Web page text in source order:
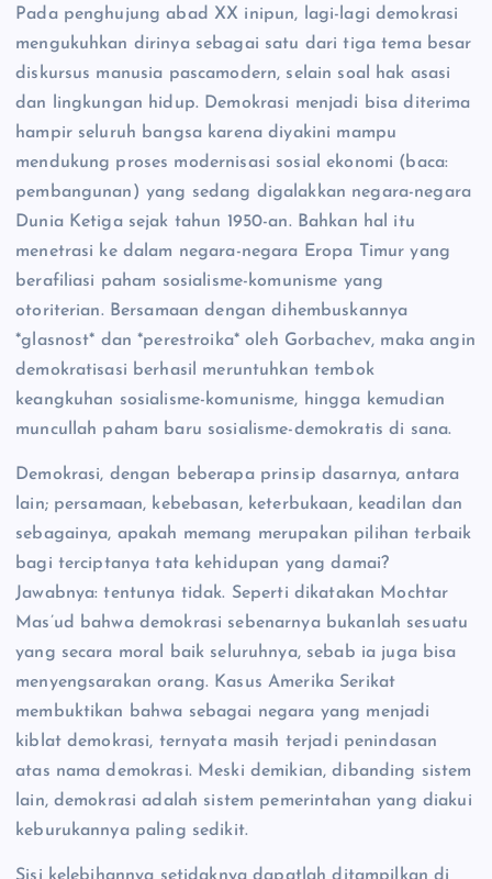
Pada penghujung abad XX inipun, lagi-lagi demokrasi
mengukuhkan dirinya sebagai satu dari tiga tema besar
diskursus manusia pascamodern, selain soal hak asasi
dan lingkungan hidup. Demokrasi menjadi bisa diterima
hampir seluruh bangsa karena diyakini mampu
mendukung proses modernisasi sosial ekonomi (baca:
pembangunan) yang sedang digalakkan negara-negara
Dunia Ketiga sejak tahun 1950-an. Bahkan hal itu
menetrasi ke dalam negara-negara Eropa Timur yang
berafiliasi paham sosialisme-komunisme yang
otoriterian. Bersamaan dengan dihembuskannya
*glasnost* dan *perestroika* oleh Gorbachev, maka angin
demokratisasi berhasil meruntuhkan tembok
keangkuhan sosialisme-komunisme, hingga kemudian
muncullah paham baru sosialisme-demokratis di sana.
Demokrasi, dengan beberapa prinsip dasarnya, antara
lain; persamaan, kebebasan, keterbukaan, keadilan dan
sebagainya, apakah memang merupakan pilihan terbaik
bagi terciptanya tata kehidupan yang damai?
Jawabnya: tentunya tidak. Seperti dikatakan Mochtar
Mas’ud bahwa demokrasi sebenarnya bukanlah sesuatu
yang secara moral baik seluruhnya, sebab ia juga bisa
menyengsarakan orang. Kasus Amerika Serikat
membuktikan bahwa sebagai negara yang menjadi
kiblat demokrasi, ternyata masih terjadi penindasan
atas nama demokrasi. Meski demikian, dibanding sistem
lain, demokrasi adalah sistem pemerintahan yang diakui
keburukannya paling sedikit.